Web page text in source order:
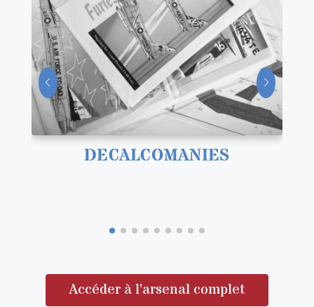
DECALCOMANIES
Accéder à l’arsenal complet